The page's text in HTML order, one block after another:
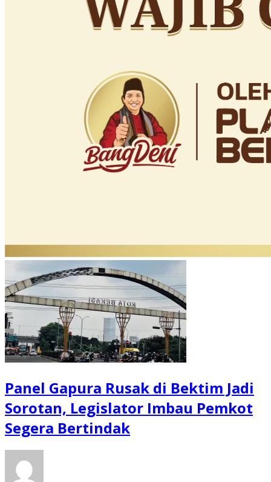
Panel Gapura Rusak di Bektim Jadi
Sorotan, Legislator Imbau Pemkot
Segera Bertindak